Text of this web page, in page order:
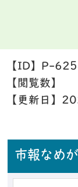
【ID】 P-
【閲覧数】
【更新日】
市報なめ